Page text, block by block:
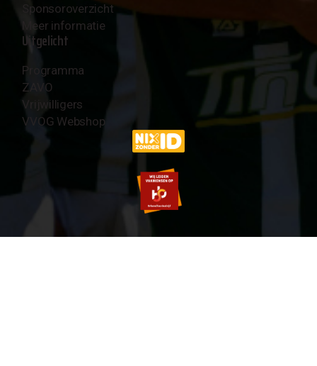
Sponsoroverzicht
Meer informatie
Uitgelicht
Programma
ZAVO
Vrijwilligers
VVOG Webshop